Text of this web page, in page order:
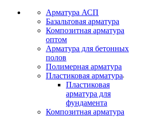
Арматура АСП
Базальтовая арматура
Композитная арматура
оптом
Арматура для бетонных
полов
Полимерная арматура
Пластиковая арматура
Пластиковая
арматура для
фундамента
Композитная арматура